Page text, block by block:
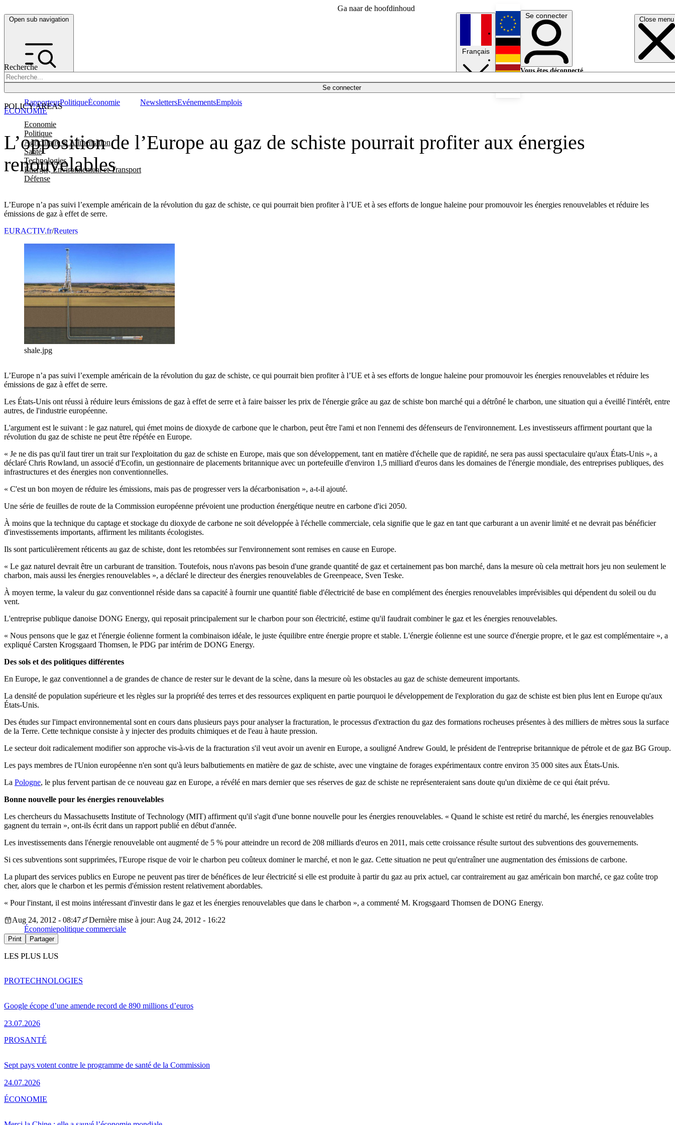
Ga naar de hoofdinhoud
Open sub navigation Close menu
Recherche
Se connecter
POLICY AREAS
Economie
Politique
Agriculture et Alimentation
Santé
Technologies
Energie, Environnement et Transport
Défense
RapporteurPolitiqueÉconomie NewslettersEvénementsEmplois
Français
English
Deutsch
Se connecter
Vous êtes déconnecté.
L’opposition de l’Europe au gaz de schiste pourrait profiter aux énergies
renouvelables
L’Europe n’a pas suivi l’exemple américain de la révolution du gaz de schiste, ce qui pourrait bien profiter à l’UE et à ses efforts de longue haleine pour promouvoir les énergies renouvelables et réduire les
émissions de gaz à effet de serre.
ÉCONOMIE
EURACTIV.fr/Reuters
shale.jpg
L’Europe n’a pas suivi l’exemple américain de la révolution du gaz de schiste, ce qui pourrait bien profiter à l’UE et à ses efforts de longue haleine pour promouvoir les énergies renouvelables et réduire les
émissions de gaz à effet de serre.
Les États-Unis ont réussi à réduire leurs émissions de gaz à effet de serre et à faire baisser les prix de l'énergie grâce au gaz de schiste bon marché qui a détrôné le charbon, une situation qui a éveillé l'intérêt, entre
autres, de l'industrie européenne.
L'argument est le suivant : le gaz naturel, qui émet moins de dioxyde de carbone que le charbon, peut être l'ami et non l'ennemi des défenseurs de l'environnement. Les investisseurs affirment pourtant que la
révolution du gaz de schiste ne peut être répétée en Europe.
« Je ne dis pas qu'il faut tirer un trait sur l'exploitation du gaz de schiste en Europe, mais que son développement, tant en matière d'échelle que de rapidité, ne sera pas aussi spectaculaire qu'aux États-Unis », a
déclaré Chris Rowland, un associé d'Ecofin, un gestionnaire de placements britannique avec un portefeuille d'environ 1,5 milliard d'euros dans les domaines de l'énergie mondiale, des entreprises publiques, des
infrastructures et des énergies non conventionnelles.
« C'est un bon moyen de réduire les émissions, mais pas de progresser vers la décarbonisation », a-t-il ajouté.
Une série de feuilles de route de la Commission européenne prévoient une production énergétique neutre en carbone d'ici 2050.
À moins que la technique du captage et stockage du dioxyde de carbone ne soit développée à l'échelle commerciale, cela signifie que le gaz en tant que carburant a un avenir limité et ne devrait pas bénéficier
d'investissements importants, affirment les militants écologistes.
Ils sont particulièrement réticents au gaz de schiste, dont les retombées sur l'environnement sont remises en cause en Europe.
« Le gaz naturel devrait être un carburant de transition. Toutefois, nous n'avons pas besoin d'une grande quantité de gaz et certainement pas bon marché, dans la mesure où cela mettrait hors jeu non seulement le
charbon, mais aussi les énergies renouvelables », a déclaré le directeur des énergies renouvelables de Greenpeace, Sven Teske.
À moyen terme, la valeur du gaz conventionnel réside dans sa capacité à fournir une quantité fiable d'électricité de base en complément des énergies renouvelables imprévisibles qui dépendent du soleil ou du
vent.
L'entreprise publique danoise DONG Energy, qui reposait principalement sur le charbon pour son électricité, estime qu'il faudrait combiner le gaz et les énergies renouvelables.
« Nous pensons que le gaz et l'énergie éolienne forment la combinaison idéale, le juste équilibre entre énergie propre et stable. L'énergie éolienne est une source d'énergie propre, et le gaz est complémentaire », a
expliqué Carsten Krogsgaard Thomsen, le PDG par intérim de DONG Energy.
Des sols et des politiques différentes
En Europe, le gaz conventionnel a de grandes de chance de rester sur le devant de la scène, dans la mesure où les obstacles au gaz de schiste demeurent importants.
La densité de population supérieure et les règles sur la propriété des terres et des ressources expliquent en partie pourquoi le développement de l'exploration du gaz de schiste est bien plus lent en Europe qu'aux
États-Unis.
Des études sur l'impact environnemental sont en cours dans plusieurs pays pour analyser la fracturation, le processus d'extraction du gaz des formations rocheuses présentes à des milliers de mètres sous la surface
de la Terre. Cette technique consiste à y injecter des produits chimiques et de l'eau à haute pression.
Le secteur doit radicalement modifier son approche vis-à-vis de la fracturation s'il veut avoir un avenir en Europe, a souligné Andrew Gould, le président de l'entreprise britannique de pétrole et de gaz BG Group.
Les pays membres de l'Union européenne n'en sont qu'à leurs balbutiements en matière de gaz de schiste, avec une vingtaine de forages expérimentaux contre environ 35 000 sites aux États-Unis.
La Pologne, le plus fervent partisan de ce nouveau gaz en Europe, a révélé en mars dernier que ses réserves de gaz de schiste ne représenteraient sans doute qu'un dixième de ce qui était prévu.
Bonne nouvelle pour les énergies renouvelables
Les chercheurs du Massachusetts Institute of Technology (MIT) affirment qu'il s'agit d'une bonne nouvelle pour les énergies renouvelables. « Quand le schiste est retiré du marché, les énergies renouvelables
gagnent du terrain », ont-ils écrit dans un rapport publié en début d'année.
Les investissements dans l'énergie renouvelable ont augmenté de 5 % pour atteindre un record de 208 milliards d'euros en 2011, mais cette croissance résulte surtout des subventions des gouvernements.
Si ces subventions sont supprimées, l'Europe risque de voir le charbon peu coûteux dominer le marché, et non le gaz. Cette situation ne peut qu'entraîner une augmentation des émissions de carbone.
La plupart des services publics en Europe ne peuvent pas tirer de bénéfices de leur électricité si elle est produite à partir du gaz au prix actuel, car contrairement au gaz américain bon marché, ce gaz coûte trop
cher, alors que le charbon et les permis d'émission restent relativement abordables.
« Pour l'instant, il est moins intéressant d'investir dans le gaz et les énergies renouvelables que dans le charbon », a commenté M. Krogsgaard Thomsen de DONG Energy.
Aug 24, 2012 - 08:47
Dernière mise à jour: Aug 24, 2012 - 16:22
Économiepolitique commerciale
Print Partager
LES PLUS LUS
Google écope d’une amende record de 890 millions d’euros
23.07.2026
PROTECHNOLOGIES
Sept pays votent contre le programme de santé de la Commission
24.07.2026
PROSANTÉ
ÉCONOMIE